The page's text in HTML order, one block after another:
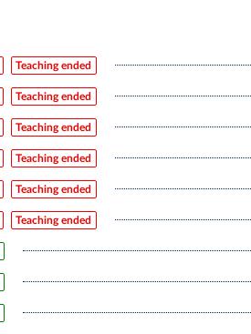
Teaching ended
Teaching ended
Teaching ended
Teaching ended
Teaching ended
Teaching ended